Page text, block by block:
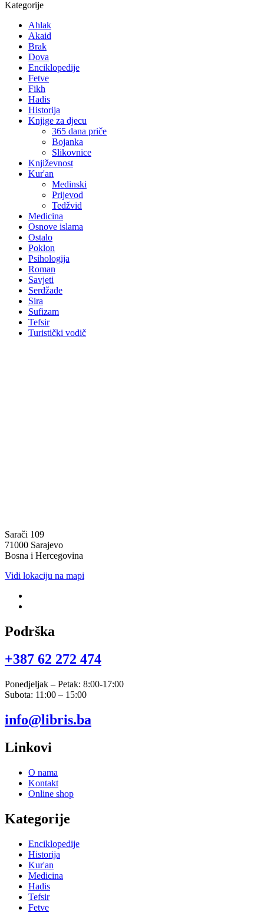
Kategorije
Ahlak
Akaid
Brak
Dova
Enciklopedije
Fetve
Fikh
Hadis
Historija
Knjige za djecu
365 dana priče
Bojanka
Slikovnice
Književnost
Kur'an
Medinski
Prijevod
Tedžvid
Medicina
Osnove islama
Ostalo
Poklon
Psihologija
Roman
Savjeti
Serdžade
Sira
Sufizam
Tefsir
Turistički vodič
Sarači 109
71000 Sarajevo
Bosna i Hercegovina
Vidi lokaciju na mapi
Podrška
+387 62 272 474​
Ponedjeljak – Petak: 8:00-17:00
Subota: 11:00 – 15:00
info@libris.ba
Linkovi
O nama
Kontakt
Online shop
Kategorije
Enciklopedije
Historija
Kur'an
Medicina
Hadis
Tefsir
Fetve